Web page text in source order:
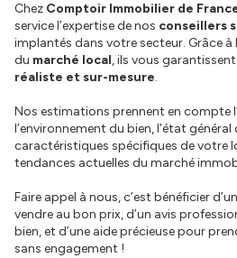
Chez Comptoir Immobilier de
service l’expertise de nos conseillers
implantés dans votre secteur. Grâce à
du marché local, ils vous
réaliste et sur-mesure.
Nos estimations prennent en compte
l’environnement du bien, l’état
caractéristiques spécifiques de votre
tendances actuelles du marché
Faire appel à nous, c’est bénéficier
vendre au bon prix, d’un avis
bien, et d’une aide précieuse pour
sans engagement !